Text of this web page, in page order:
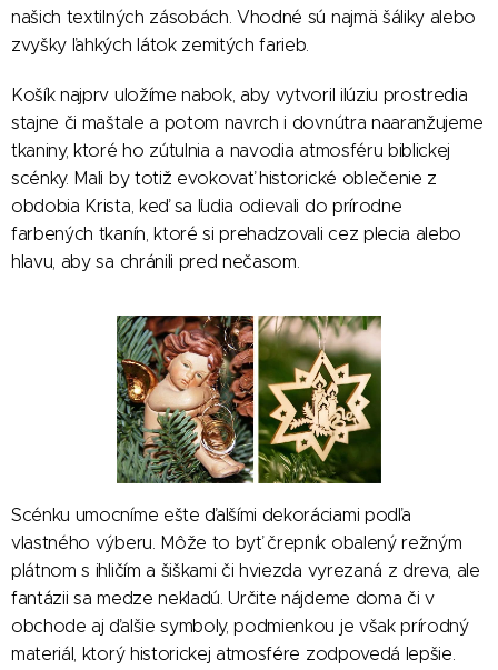
našich textilných zásobách. Vhodné sú najmä šáliky alebo
zvyšky ľahkých látok zemitých farieb.
Košík najprv uložíme nabok, aby vytvoril ilúziu prostredia
stajne či maštale a potom navrch i dovnútra naaranžujeme
tkaniny, ktoré ho zútulnia a navodia atmosféru biblickej
scénky. Mali by totiž evokovať historické oblečenie z
obdobia Krista, keď sa ľudia odievali do prírodne
farbených tkanín, ktoré si prehadzovali cez plecia alebo
hlavu, aby sa chránili pred nečasom.
Scénku umocníme ešte ďalšími dekoráciami podľa
vlastného výberu. Môže to byť črepník obalený režným
plátnom s ihličím a šiškami či hviezda vyrezaná z dreva, ale
fantázii sa medze nekladú. Určite nájdeme doma či v
obchode aj ďalšie symboly, podmienkou je však prírodný
materiál, ktorý historickej atmosfére zodpovedá lepšie.